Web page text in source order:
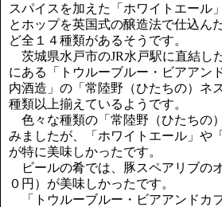
スパイスを加えた「ホワイトエール
とホップを英国式の醸造法で仕込ん
ど全１４種類があるそうです。
茨城県水戸市のJR水戸駅に直結し
にある「トウルーブルー・ビアアン
内酒造」の「常陸野（ひたちの）ネ
種類以上揃えているようです。
色々な種類の「常陸野（ひたちの
みましたが、「ホワイトエール」や
が特に美味しかったです。
ビールの肴では、豚スペアリブの
０円）が美味しかったです。
「トウルーブルー・ビアアンドカ